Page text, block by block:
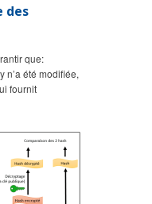
des
que:
n’a été modifiée,
fournit